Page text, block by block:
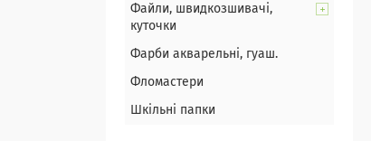
Файли, швидкозшивачі,
куточки
Фарби акварельні, гуаш.
Фломастери
Шкільні папки